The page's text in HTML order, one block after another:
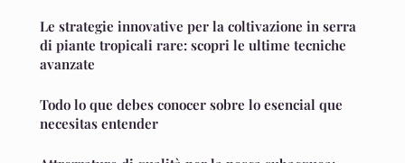
Le strategie innovative per la coltivazione in serra
di piante tropicali rare: scopri le ultime tecniche
avanzate
Todo lo que debes conocer sobre lo esencial que
necesitas entender